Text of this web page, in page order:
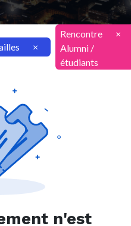
×
Rencontre
Alumni /
étudiants
×
n'est